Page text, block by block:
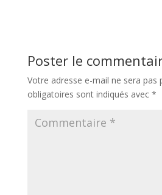
Poster le
Votre adresse e-mail ne sera pas
obligatoires sont indiqués avec *